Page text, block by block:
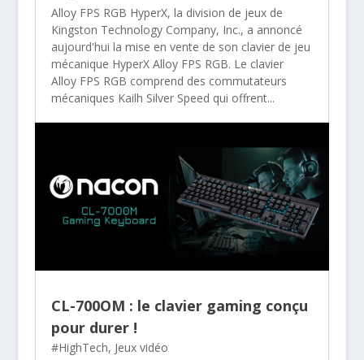
Alloy FPS RGB HyperX, la division de jeux de
Kingston Technology Company, Inc., a annoncé
aujourd'hui la mise en vente de son clavier de jeu
mécanique HyperX Alloy FPS RGB. Le clavier
Alloy FPS RGB comprend des commutateurs
mécaniques Kailh Silver Speed qui offrent...
CL-700OM : le clavier gaming conçu
pour durer !
#HighTech, Jeux vidéo